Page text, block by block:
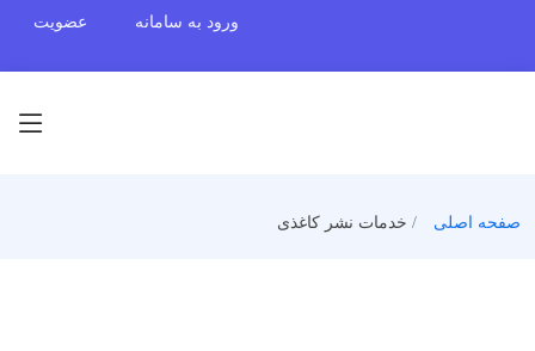
ورود به سامانه عضویت
صفحه اصلی خدمات نشر کاغذی